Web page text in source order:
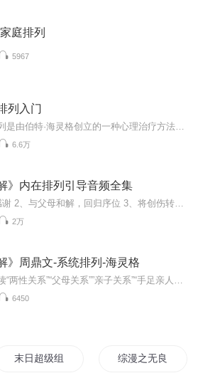
庭排列
5967
列入门
6.6万
》内在排列引导音频全集
2万
》周鼎文-系统排列-海灵格
6450
末日超级组合系统 综漫之无良组合